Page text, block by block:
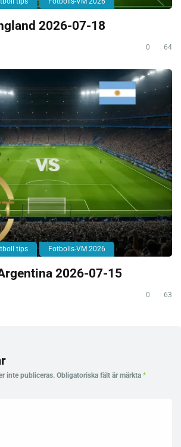
2026-07-18
0 64
tips Fotbolls-VM 2026
2026-07-15
0 63
inte publiceras. Obligatoriska fält är märkta *